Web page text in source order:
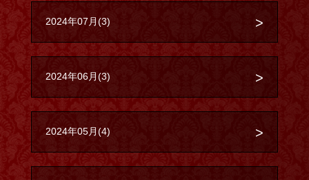
2024年07月(3)
2024年06月(3)
2024年05月(4)